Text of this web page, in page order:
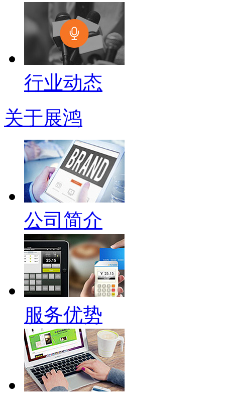
行业动态
关于展鸿
公司简介
服务优势